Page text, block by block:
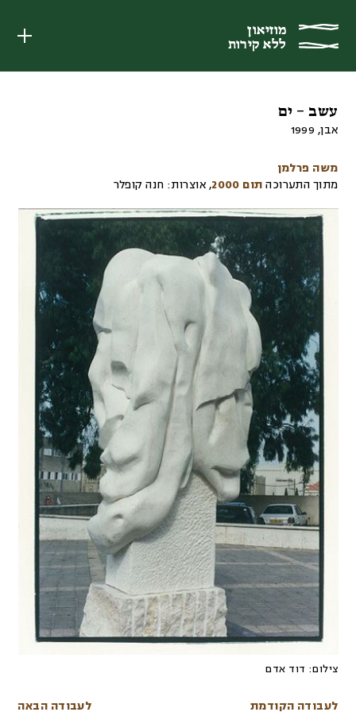
מוזיאון
ללא קירות
מוזיאון
ללא קירות
עשב – ים
אבן,
1999
משה פרלמן
מתוך התערוכה תום 2000 , אוצרות: חנה קופלר
צילום: דוד אדם
לעבודה הקודמת לעבודה הבאה